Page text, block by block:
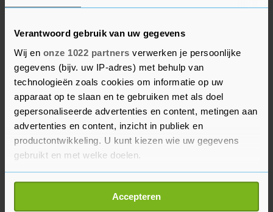
Verantwoord gebruik van uw gegevens
Wij en onze 1022 partners verwerken je persoonlijke
gegevens (bijv. uw IP-adres) met behulp van
technologieën zoals cookies om informatie op uw
apparaat op te slaan en te gebruiken met als doel
gepersonaliseerde advertenties en content, metingen aan
advertenties en content, inzicht in publiek en
productontwikkeling. U kunt kiezen wie uw gegevens
gebruikt en met welke doelen.
Als u het toestaat, willen we ook graag:
Informatie verzamelen over uw geografische
Accepteren